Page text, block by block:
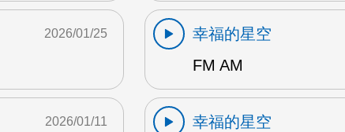
2026/01/25
幸福的星空
FM AM
2026/01/11
幸福的星空